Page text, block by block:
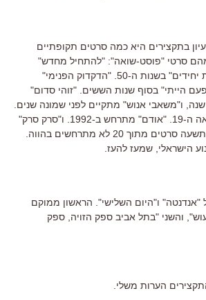
בתקצירים היא כמה סרטים תקופתיים
סרטי "פוסט-שואה": "להתחיל מחדש"
בשנות ה-40, "התגנבות יחידים" בשנות ה-50. "הדקדוק הפנימי"
שנות ה-60 ו"פעם הייתי" בסוף שנות הששים. "זוהי סדום"
מתקיים לפני כ-4,000 שנה, ו"משאבי אנוש" מתקיים לפני שמונה שנים.
"גיא אוני" מתרחש במאה ה-19. "אודם" מתרחש ב-1992. ו"סרק סרק"
ב-1995. מדהים, לא? תשעה סרטים מתוך 20 לא מתרחשים בהווה.
הישראלי, שמעז להעז.
"אנדנטה" ו"היום השלישי". הראשון ממוקם
והשני "בתל אביב ספק הזויה, ספק
הערות משלי.